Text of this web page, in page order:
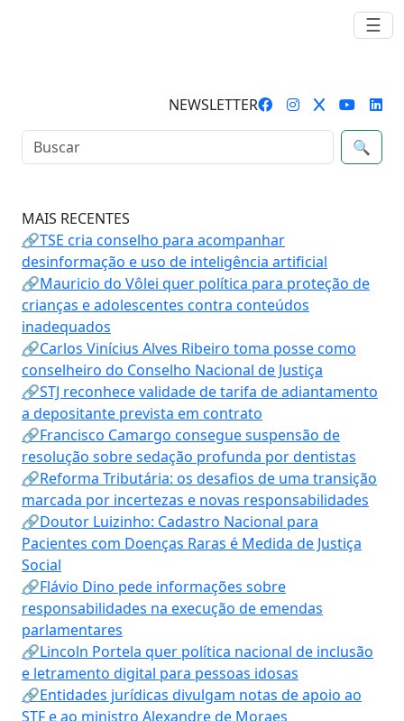
☰
NEWSLETTER
🔍
MAIS RECENTES
🔗TSE cria conselho para acompanhar
desinformação e uso de inteligência artificial
🔗Mauricio do Vôlei quer política para proteção de
crianças e adolescentes contra conteúdos
inadequados
🔗Carlos Vinícius Alves Ribeiro toma posse como
conselheiro do Conselho Nacional de Justiça
🔗STJ reconhece validade de tarifa de adiantamento
a depositante prevista em contrato
🔗Francisco Camargo consegue suspensão de
resolução sobre sedação profunda por dentistas
🔗Reforma Tributária: os desafios de uma transição
marcada por incertezas e novas responsabilidades
🔗Doutor Luizinho: Cadastro Nacional para
Pacientes com Doenças Raras é Medida de Justiça
Social
🔗Flávio Dino pede informações sobre
responsabilidades na execução de emendas
parlamentares
🔗Lincoln Portela quer política nacional de inclusão
e letramento digital para pessoas idosas
🔗Entidades jurídicas divulgam notas de apoio ao
STF e ao ministro Alexandre de Moraes